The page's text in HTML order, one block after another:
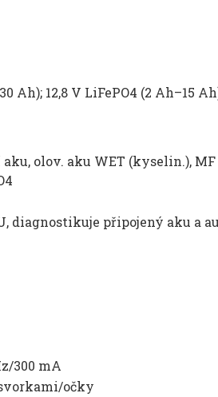
Ah); 12,8 V LiFePO4 (2 Ah–15
olov. aku WET (kyselin.),
diagnostikuje připojený aku a
300 mA
očky